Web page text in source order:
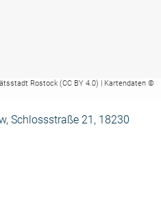
Rostock (CC BY 4.0) | Kartendaten ©
Schlossstraße 21, 18230